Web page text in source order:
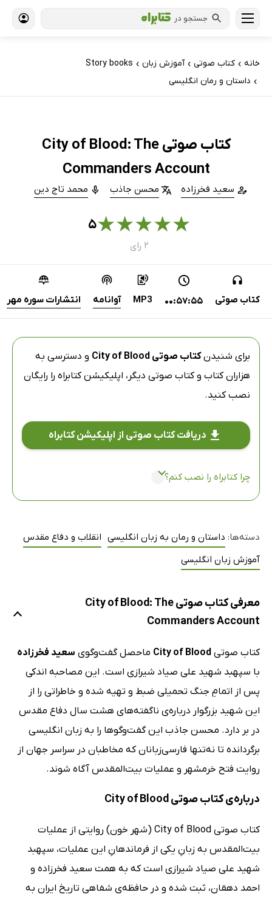
جستجو در
خانه › کتاب‌ صوتی › آموزش زبان ›
Story books
› داستان و رمان انگلیسی
کتاب صوتی City of Blood: The
Commanders Account
سعید فخرزاده محسن جاذب محمد تاج دین
★
★
★
★
★۵
۲ رای
کتاب صوتی 00:57:55
MP3 آوانامه انتشارات سوره مهر
برای شنیدنکتاب صوتی City of Blood
و دسترسی به
هزاران کتاب و کتاب صوتی دیگر، اپلیکیشن کتابراه را رایگان
نصب کنید.
دریافت کتاب صوتی از اپلیکیشن کتابراه
چرا کتابراه را نصب کنم؟
دسته‌ها: داستان و رمان به زبان انگلیسی انقلاب و دفاع مقدس
آموزش زبان انگلیسی
معرفی کتاب صوتی City of Blood: The
Commanders Account
کتاب صوتی City of Blood ماحصل گفت‌وگوی سعید فخرزاده
با سپهبد شهید علی صیاد شیرازی است. این مصاحبه اندکی
پس از اتمامِ جنگ تحمیلی ضبط و تهیه شده و خاطراتی را از
این شهید بزرگوار درباره‌ی ناگفته‌های هشت سال دفاع مقدس
در بر دارد. محسن جاذب این گفت‌وگوها را به زبان انگلیسی
برگردانده تا نه‌تنها فارسی‌زبانان که مخاطبان در سراسر جهان از
روایت فتح خرمشهر و عملیات بیت‌المقدس آگاه شوند.
درباره‌ی کتاب صوتی City of Blood
کتاب صوتی City of Blood (شهر خون) روایتی از عملیات
بیت‌المقدس به زبانِ یکی از فرماندهانِ این عملیات، سپهبد
شهید علی صیاد شیرازی است که به همت سعید فخرزاده و
احمد دهقان، ثبت شده و در حافظه‌ی شفاهی تاریخ ایران به